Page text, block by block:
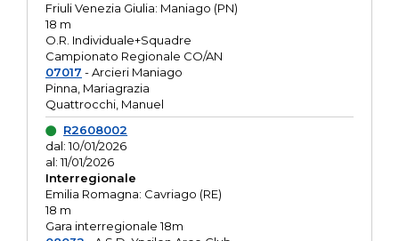
Friuli Venezia Giulia: Maniago (PN)
18 m
O.R. Individuale+Squadre
Campionato Regionale CO/AN
07017 - Arcieri Maniago
Pinna, Mariagrazia
Quattrocchi, Manuel
R2608002
dal: 10/01/2026
al: 11/01/2026
Interregionale
Emilia Romagna: Cavriago (RE)
18 m
Gara interregionale 18m